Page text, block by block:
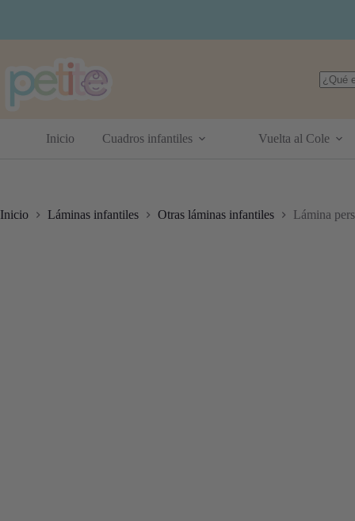
Inicio Cuadros infantiles Vuelta al Cole
Inicio Láminas infantiles Otras láminas infantiles Lámina